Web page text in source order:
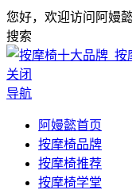
您好，欢迎访问阿嫚
搜索
关闭
导航
阿嫚懿首页
按摩椅品牌
按摩椅推荐
按摩椅学堂